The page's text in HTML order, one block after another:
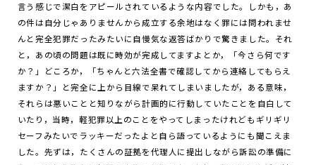
言う感じで潔白をアピールされているような内容でした。しかも，あ
の件は自分じゃありませんから成立する余地はなく罪には問われませ
んと完全犯罪だったみたいに自慢気な返答ばかりで驚きました。それ
と，あの頃の問題は既に時効が完成してますよとか，「今さら何です
か？」どころか，「ちゃんと六法全書で確認してから連絡してもらえ
ますか？」と完全に上から目線で呆れてしまいましたが，ある意味，
それらは悪いことと知りながら計画的に行動していたことを自白して
いたり，当時，軽犯罪以上のことをやってしまったけれどもギリギリ
セーフみたいでラッキーだったよと自ら語っているようにも聞こえま
した。先ずは，たくさんの証拠を代理人に提出しながら訴訟の準備に